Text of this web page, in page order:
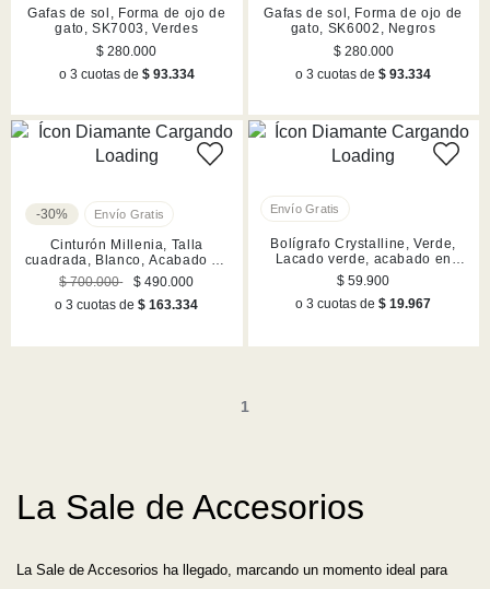
Gafas de sol, Forma de ojo de
gato, SK7003, Verdes
$ 280.000
o 3 cuotas de $ 93.334
Gafas de sol, Forma de ojo de
gato, SK6002, Negros
$ 280.000
o 3 cuotas de$ 93.334
-30%
Cinturón Millenia, Talla
cuadrada, Blanco, Acabado en
rodio
$ 700.000
$ 490.000
o 3 cuotas de$ 163.334
Bolígrafo Crystalline, Verde,
Lacado verde, acabado en
tono cromado
$ 59.900
o 3 cuotas de$ 19.967
1
La Sale de Accesorios
La Sale de Accesorios ha llegado, marcando un momento ideal para